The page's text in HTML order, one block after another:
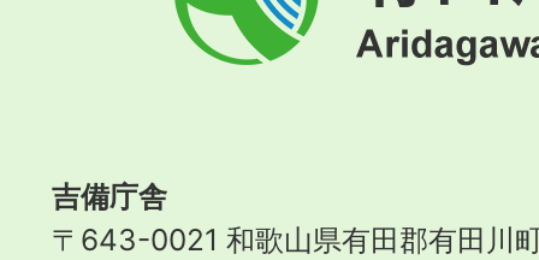
川
町
吉備庁舎
〒643-0021 和歌山県有田郡有田川